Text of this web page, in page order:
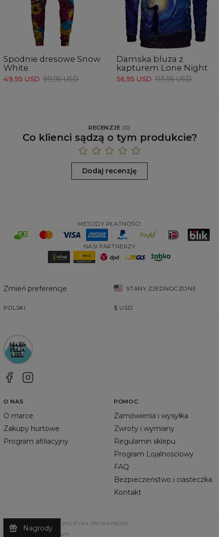
Spodnie dresowe Snow
White
49,95 USD 99,95 USD
Damska bluza z
kapturem Lone Night
56,95 USD 113,95 USD
RECENZJE (0)
Co klienci sądzą o tym produkcie?
Dodaj recenzję
METODY PŁATNOŚCI
NASI PARTNERZY
Zmień preferencje STANY ZJEDNOCZONE
POLSKI $ USD
O NAS
O marce
Zakupy hurtowe
Program afiliacyjny
POMOC
Zamówienia i wysyłka
Zwroty i wymiany
Regulamin sklepu
Program Lojalnościowy
FAQ
Bezpieczeństwo i ciasteczka
Kontakt
REGULAMIN SKLEPU
POLITYKA PRYWATNOŚCI
2026 Change Into Colours
Nagrody